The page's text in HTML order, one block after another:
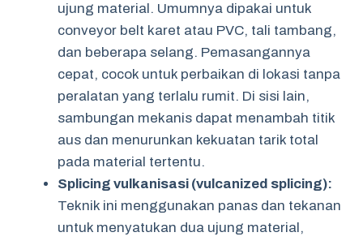
ujung material. Umumnya dipakai untuk
conveyor belt karet atau PVC, tali tambang,
dan beberapa selang. Pemasangannya
cepat, cocok untuk perbaikan di lokasi tanpa
peralatan yang terlalu rumit. Di sisi lain,
sambungan mekanis dapat menambah titik
aus dan menurunkan kekuatan tarik total
pada material tertentu.
Splicing vulkanisasi (vulcanized splicing):
Teknik ini menggunakan panas dan tekanan
untuk menyatukan dua ujung material,